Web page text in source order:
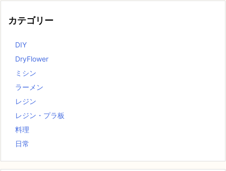
カテゴリー
DIY
DryFlower
ミシン
ラーメン
レジン
レジン・プラ板
料理
日常